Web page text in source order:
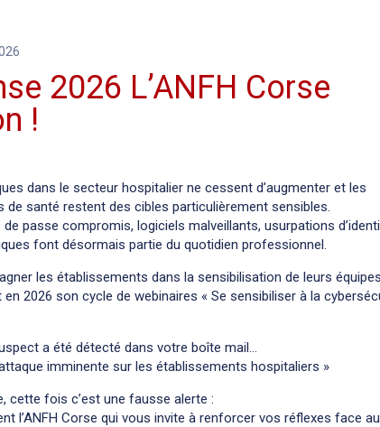
2026 L’ANFH Corse
!
dans le secteur hospitalier ne cessent d’augmenter et les
de santé restent des cibles particulièrement sensibles.
passe compromis, logiciels malveillants, usurpations
font désormais partie du quotidien professionnel.
les établissements dans la sensibilisation de leurs
2026 son cycle de webinaires « Se sensibiliser à la
a été détecté dans votre boîte mail…
imminente sur les établissements hospitaliers »
cette fois c’est une fausse alerte :
l’ANFH Corse qui vous invite à renforcer vos réflexes face